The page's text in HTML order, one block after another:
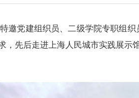
邀党建组织员、二级学院专职组
先后走进上海人民城市实践展示